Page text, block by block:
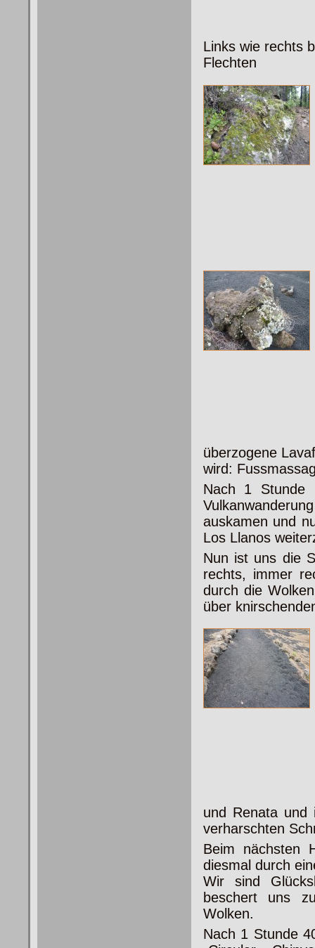
Links wie rechts
Flechten
überzogene
wird:
Nach 1
auskamen und
Los Llanos
Nun ist uns die
rechts, immer
durch die
über
und Renata
verharschten
Beim nächsten
diesmal durch
Wir sind
beschert uns
Wolken.
Nach 1 Stunde